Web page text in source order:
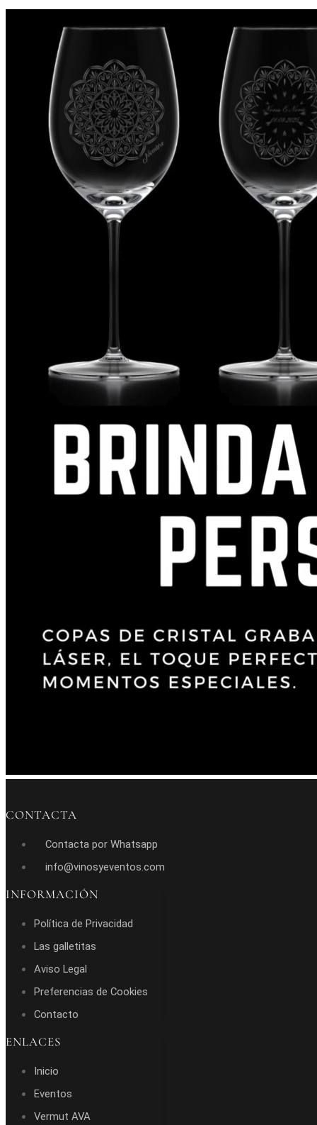
CONTACTA
Contacta por Whatsapp
info@vinosyeventos.com
INFORMACIÓN
Política de Privacidad
Las galletitas
Aviso Legal
Preferencias de Cookies
Contacto
ENLACES
Inicio
Eventos
Vermut AVA